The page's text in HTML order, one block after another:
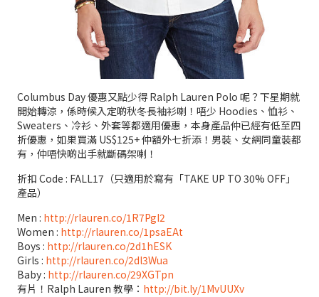
Columbus Day 優惠又點少得 Ralph Lauren Polo 呢？下星期就
開始轉涼，係時候入定啲秋冬長袖衫喇！唔少 Hoodies、恤衫、
Sweaters、冷衫、外套等都適用優惠，本身產品仲已經有低至四
折優惠，如果買滿 US$125+ 仲額外七折添！男裝、女網同童裝都
有，仲唔快啲出手就斷碼架喇！
折扣 Code : FALL17（只適用於寫有「TAKE UP TO 30% OFF」
產品）
Men : http://rlauren.co/1R7PgI2
Women : http://rlauren.co/1psaEAt
Boys : http://rlauren.co/2d1hESK
Girls : http://rlauren.co/2dl3Wua
Baby : http://rlauren.co/29XGTpn
有片！Ralph Lauren 教學： http://bit.ly/1MvUUXv